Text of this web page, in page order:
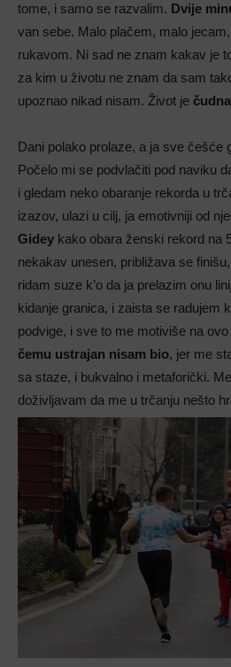
tome, i samo se razvalim. Dvije
van sebe. Malo plačem, malo
rukavom. Ni sad ne znam kakav je
za kim u životu ne znam da sam
upoznao nikad nisam. Život je
Dani polako prolaze, a ja sve češće
Počelo mi se podvlačiti pod naviku
i gledam neko obaranje rekorda u
izazov, ulazi u cilj, ja emotivniji od
Gidey kako obara ženski rekord na
nekakav unesen, približava se
ridam suze k’o da ja prelazim onu
kidanje granica, i zaista se radujem
podvige, i sve to me motiviše na
čemu ustrajan nisam bio, jer me
sa staze, i bukvalno i metaforički.
doživljavam da me u trčanju nešto